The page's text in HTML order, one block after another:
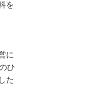
を
に
ひ
た